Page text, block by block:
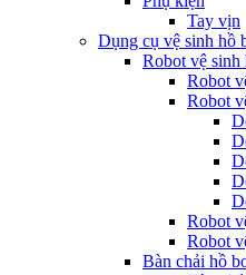
Tay vịn
Dụng cụ vệ sinh hồ
Robot vệ sinh
Robot
Robot
Robot
Robot
Bàn chải hồ